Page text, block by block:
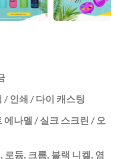
/ 인쇄 / 다이 캐스팅
나멜 / 실크 스크린 / 오
로듐, 크롬, 블랙 니켈, 염